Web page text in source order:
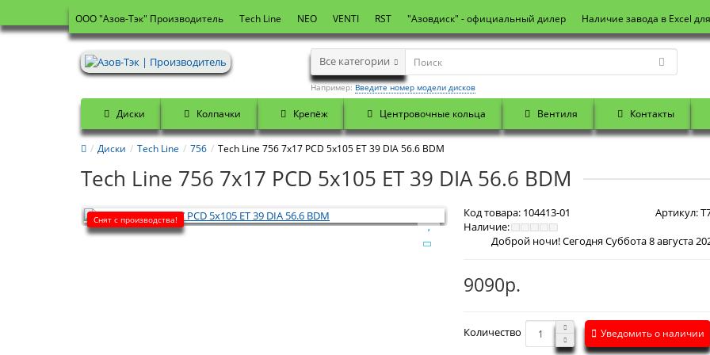
OOO "Азов-Тэк" Производитель Tech Line NEO VENTI RST "Азовдиск" - официальный дилер Наличие завода в Excel
Все категории
Например:Введите номер модели дисков
Диски Колпачки Крепёж Центровочные кольца Вентиля Контакты
Диски Tech Line 756 Tech Line 756 7x17 PCD 5x105 ET 39 DIA 56.6 BDM
Tech Line 756 7x17 PCD 5x105 ET 39 DIA 56.6 BDM
Снят с производства! Код товара: 104413-01 Артикул:
Наличие:
9090р.
Количество Уведомить о наличии